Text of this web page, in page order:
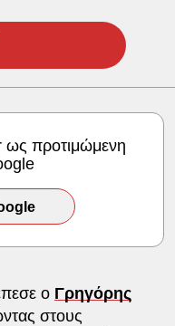
ως προτιμώμενη
ο Γρηγόρης
στους